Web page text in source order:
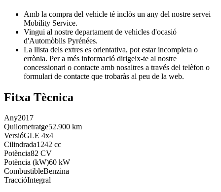
Amb la compra del vehicle té inclòs un any del nostre servei
Mobility Service.
Vingui al nostre departament de vehicles d'ocasió
d'Automòbils Pyrénées.
La llista dels extres es orientativa, pot estar incompleta o
errònia. Per a més informació dirigeix-te al nostre
concessionari o contacte amb nosaltres a través del telèfon o
formulari de contacte que trobaràs al peu de la web.
Fitxa Tècnica
Any2017
Quilometratge52.900 km
VersióGLE 4x4
Cilindrada1242 cc
Potència82 CV
Potència (kW)60 kW
CombustibleBenzina
TraccióIntegral